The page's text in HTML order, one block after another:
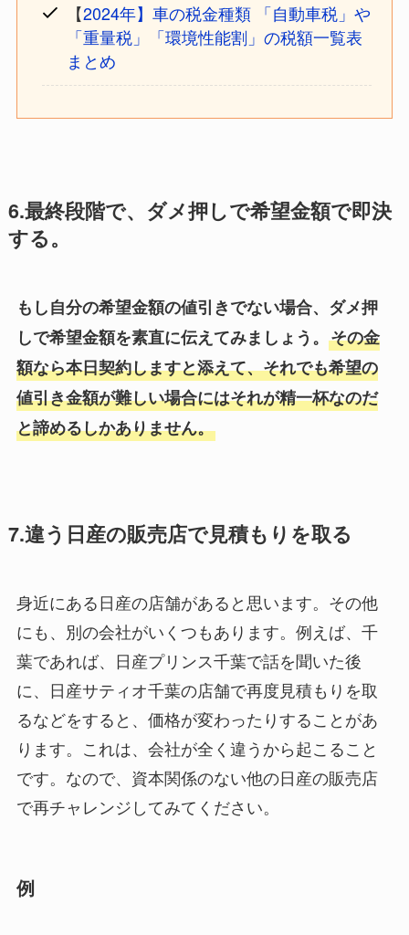
【2024年】車の税金種類 「自動車税」や
「重量税」「環境性能割」の税額一覧表
まとめ
6.最終段階で、ダメ押しで希望金額で即決
する。
もし自分の希望金額の値引きでない場合、ダメ押
しで希望金額を素直に伝えてみましょう。 その金
額なら本日契約しますと添えて、それでも希望の
値引き金額が難しい場合にはそれが精一杯なのだ
と諦めるしかありません。
7.違う日産の販売店で見積もりを取る
身近にある日産の店舗があると思います。その他
にも、別の会社がいくつもあります。例えば、千
葉であれば、日産プリンス千葉で話を聞いた後
に、日産サティオ千葉の店舗で再度見積もりを取
るなどをすると、価格が変わったりすることがあ
ります。これは、会社が全く違うから起こること
です。なので、資本関係のない他の日産の販売店
で再チャレンジしてみてください。
例